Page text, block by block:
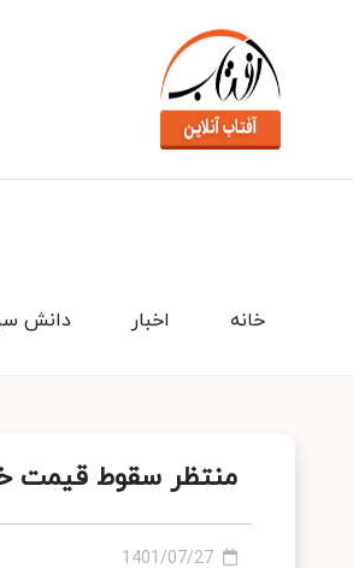
دانش اخبار خانه
منتظر سقوط قیمت
1401/07/27